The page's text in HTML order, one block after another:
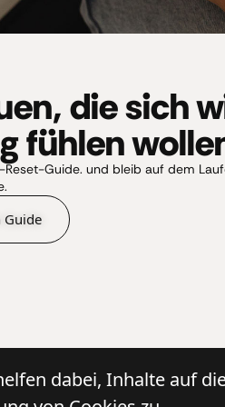
die sich
fühlen
Guide. und bleib auf dem
Guide
dabei, Inhalte auf